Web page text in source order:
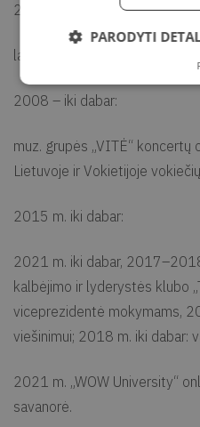
2012 m. – iki dabar:
laisvai samdoma koncertų,
2008 – iki dabar:
muz. grupės „VITĖ“ koncertų
Lietuvoje ir Vokietijoje
2015 m. iki dabar:
2021 m. iki dabar,
kalbėjimo ir lyderystės klubo
viceprezidentė mokymams,
viešinimui; 2018 m. iki dabar:
2021 m. „WOW University“
savanorė.
PARODYTI